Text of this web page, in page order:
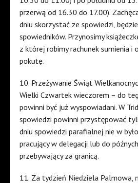
przerwą od 16.30 do 17.00).
dniu skorzystać ze spowiedzi,
spowiedników. Przynosimy
z której robimy rachunek sumienia i
pokutę.
10. Przeżywanie Świąt
Wielki Czwartek wieczorem – do
powinni być już wyspowiadani. W
spowiedzi powinni przystępować
dniu spowiedzi parafialnej nie w
pracujący w delegacji lub do
przebywający za granicą.
11. Za tydzień Niedziela Palmowa,